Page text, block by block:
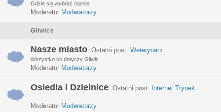
Gdzie się wybrać /opinie
Moderator Moderatorzy
Gliwice
Nasze miasto Ostatni post: Weterynarz
Wszystko co dotyczy Gliwic
Moderator Moderatorzy
Osiedla i Dzielnice Ostatni post: Internet Trynek
Moderator Moderatorzy